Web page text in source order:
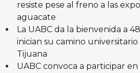
resiste pese al freno a las
aguacate
La UABC da la bienvenida a
inician su camino
Tijuana
UABC convoca a participar en